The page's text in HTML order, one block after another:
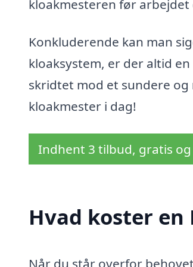
kloakmesteren før arbejdet
Konkluderende kan man
kloaksystem, er der altid
skridtet mod et sundere
kloakmester i dag!
Indhent 3 tilbud, gratis
Hvad koster
Når du står overfor